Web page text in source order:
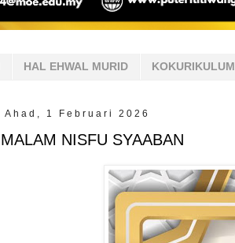
HAL EHWAL MURID KOKURIKULUM
Ahad, 1 Februari 2026
MALAM NISFU SYAABAN